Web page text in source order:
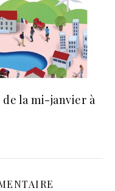
la mi-janvier à